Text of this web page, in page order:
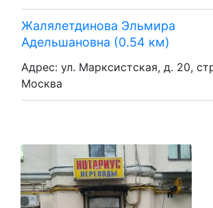
Жалялетдинова Эльмира
Адельшановна (0.54 км)
Адрес: ул. Марксистская, д. 20,
Москва